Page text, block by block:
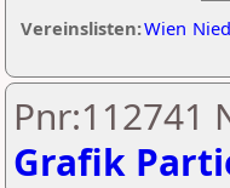
Vereinslisten:Wien
Pnr:112741
Grafik